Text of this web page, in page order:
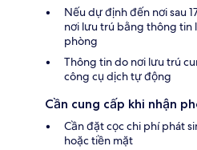
Nếu dự định đến nơi sau
nơi lưu trú bằng thông tin
phòng
Thông tin do nơi lưu trú
công cụ dịch tự động
Cần cung cấp khi nhận
Cần đặt cọc chi phí phát
hoặc tiền mặt